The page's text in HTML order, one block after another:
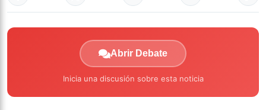
Abrir Debate
Inicia una discusión sobre esta noticia